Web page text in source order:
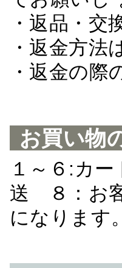
・返品・交
・返金方
・返金の際
お買い物
１～６:カ
送 ８：お
になります。